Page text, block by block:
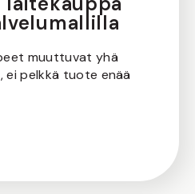
muuttuvat yhä
ei pelkkä tuote enää